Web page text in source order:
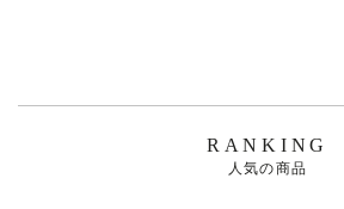
RANKING
人気の商品